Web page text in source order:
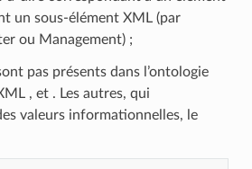
un sous-élément XML (par
ou Management) ;
pas présents dans l’ontologie
, et . Les autres, qui
valeurs informationnelles, le